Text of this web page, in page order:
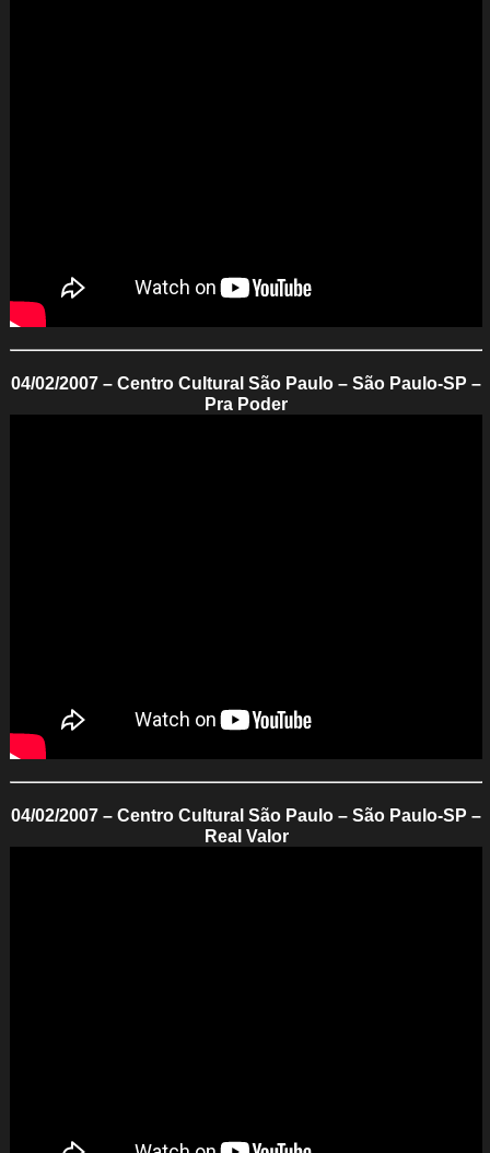
04/02/2007 – Centro Cultural São Paulo – São Paulo-SP –
Pra Poder
04/02/2007 – Centro Cultural São Paulo – São Paulo-SP –
Real Valor